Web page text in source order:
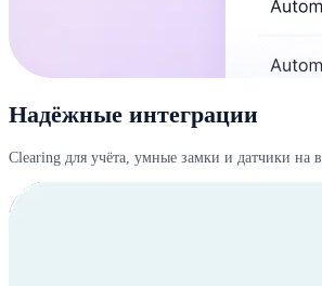
Надёжные интеграции
Clearing для учёта, умные замки и датчики на